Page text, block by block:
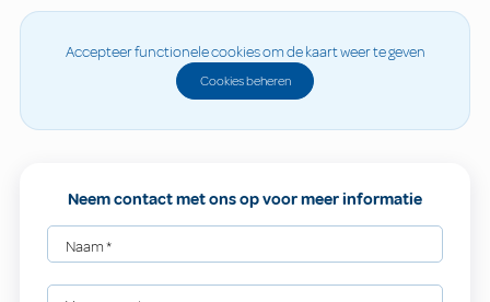
Accepteer functionele cookies om de kaart weer te geven
Cookies beheren
Neem contact met ons op voor meer informatie
Naam*